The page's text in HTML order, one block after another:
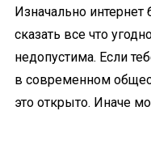
Изначально
сказать все что
недопустима. Если
в современном
это открыто. Иначе